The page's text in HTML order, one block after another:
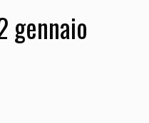
gennaio